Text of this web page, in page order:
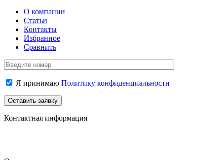
О компании
Статьи
Контакты
Избранное
Сравнить
Я принимаю Политику конфиденциальности
Контактная информация